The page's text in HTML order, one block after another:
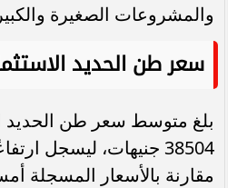
والمشروعات الصغيرة
سعر طن الحديد
بلغ متوسط سعر طن الحديد
مقارنة بالأسعار المسجلة